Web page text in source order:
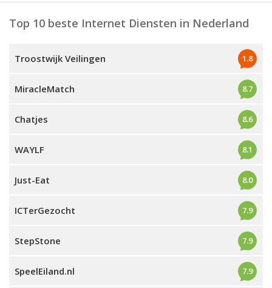
Top 10 beste Internet Diensten in Nederland
Troostwijk Veilingen 1.8
MiracleMatch 8.7
Chatjes 8.6
WAYLF 8.1
Just-Eat 8.0
ICTerGezocht 7.9
StepStone 7.9
SpeelEiland.nl 7.9